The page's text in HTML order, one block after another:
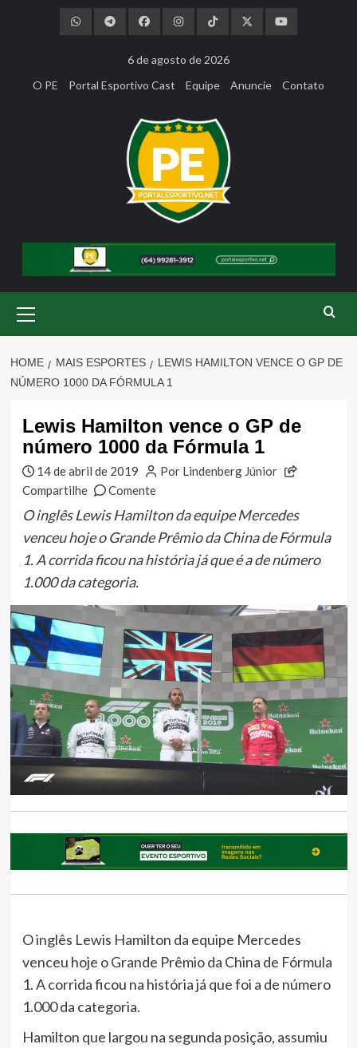
6 de agosto de 2026
O PE
Portal Esportivo Cast Equipe Anuncie Contato
Menu
HOME MAIS ESPORTES
LEWIS HAMILTON VENCE O GP DE
NÚMERO 1000 DA FÓRMULA 1
Lewis Hamilton vence o GP de
número 1000 da Fórmula 1
14 de abril de 2019
Por Lindenberg Júnior
Compartilhe
Comente
O inglês Lewis Hamilton da equipe Mercedes
venceu hoje o Grande Prêmio da China de Fórmula
1. A corrida ficou na história já que é a de número
1.000 da categoria.
O inglês Lewis Hamilton da equipe Mercedes
venceu hoje o Grande Prêmio da China de Fórmula
1. A corrida ficou na história já que foi a de número
1.000 da categoria.
Hamilton que largou na segunda posição, assumiu